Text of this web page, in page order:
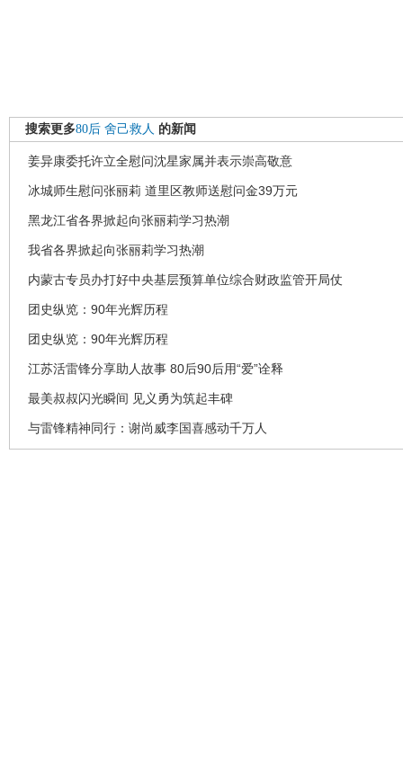
搜索更多80后 舍己救人 的新闻
姜异康委托许立全慰问沈星家属并表示崇高敬意
冰城师生慰问张丽莉 道里区教师送慰问金39万元
黑龙江省各界掀起向张丽莉学习热潮
我省各界掀起向张丽莉学习热潮
内蒙古专员办打好中央基层预算单位综合财政监管开局仗
团史纵览：90年光辉历程
团史纵览：90年光辉历程
江苏活雷锋分享助人故事 80后90后用“爱”诠释
最美叔叔闪光瞬间 见义勇为筑起丰碑
与雷锋精神同行：谢尚威李国喜感动千万人